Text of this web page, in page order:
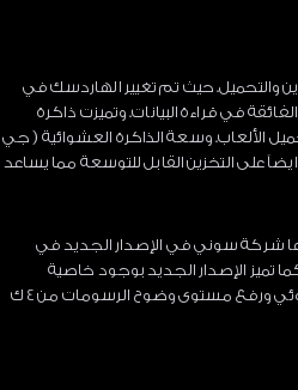
والتحميل. حيث تم تغيير الهاردسك في
في قراءة البيانات. وتميزت ذاكرة
البيانات 5.5 في الثانية لتقليل مدة تحميل الألعاب. وسعة الذاكرة العشوائية ( جي
النطاق 44 جيجا بايت بالثانية. ويحتوي ايضاً على التخزين القابل للتوسعة مما يساعد
شركة سوني في الإصدار الجديد في
أكثر فعالية. كما تميز الإصدار الجديد بوجود خاصية
جديدة ( راي تراسينج) التي تعمل على تحسين المؤثرات الصوتية والبصرية بالإضافة للمؤثر الضوئي ورفع مستوى وضوح الرسومات من 4 ك